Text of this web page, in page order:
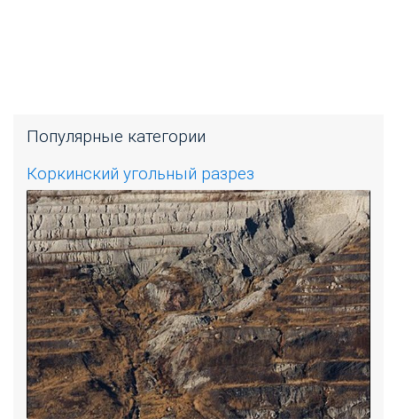
Популярные категории
Коркинский угольный разрез